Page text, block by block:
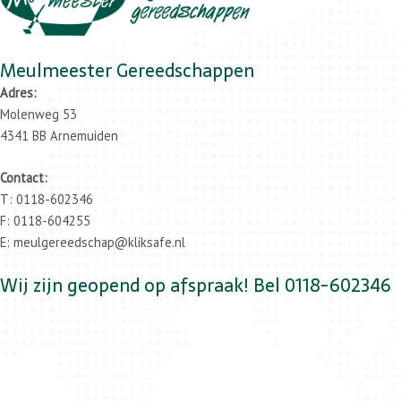
Meulmeester Gereedschappen
Adres:
Molenweg 53
4341 BB Arnemuiden
Contact:
T: 0118-602346
F: 0118-604255
E: meulgereedschap@kliksafe.nl
Wij zijn geopend op afspraak! Bel 0118-602346